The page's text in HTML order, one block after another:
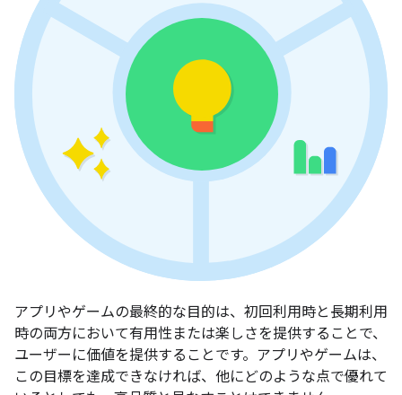
アプリやゲームの最終的な目的は、初回利用時と長期利用
時の両方において有用性または楽しさを提供することで、
ユーザーに価値を提供することです。アプリやゲームは、
この目標を達成できなければ、他にどのような点で優れて